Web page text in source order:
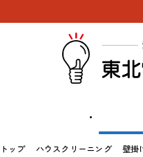
トップ ハウスクリーニング 壁掛